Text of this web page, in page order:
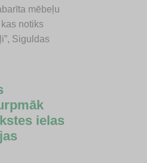
mēbeļu
notiks
Siguldas
ielas